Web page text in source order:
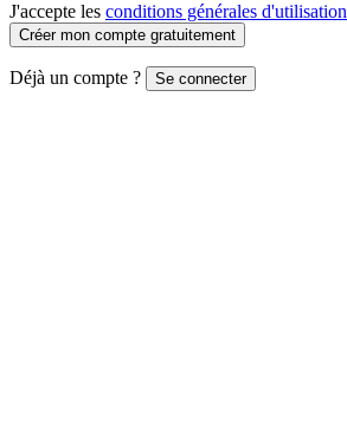
J'accepte les conditions générales d'utilisation
Créer mon compte gratuitement
Déjà un compte ? Se connecter